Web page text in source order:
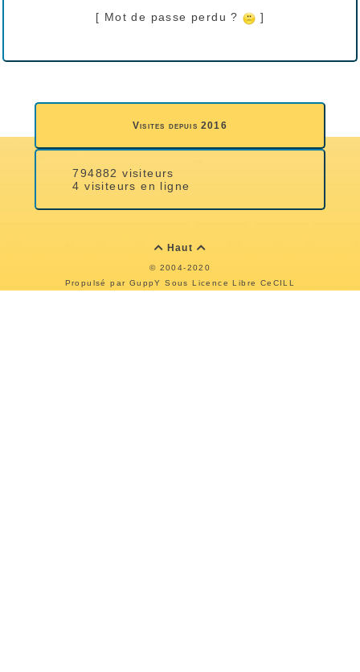
[ Mot de passe perdu ? ]
Visites depuis 2016
794882 visiteurs
4 visiteurs en ligne
 Haut 
© 2004-2020
Propulsé par GuppYSous Licence Libre CeCILL